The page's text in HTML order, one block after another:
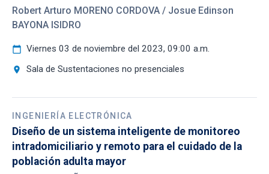
Robert Arturo MORENO CORDOVA / Josue Edinson
BAYONA ISIDRO
calendar_today Viernes 03 de noviembre del 2023, 09:00 a.m.
location_on Sala de Sustentaciones no presenciales
INGENIERÍA ELECTRÓNICA
Diseño de un sistema inteligente de monitoreo
intradomiciliario y remoto para el cuidado de la
población adulta mayor